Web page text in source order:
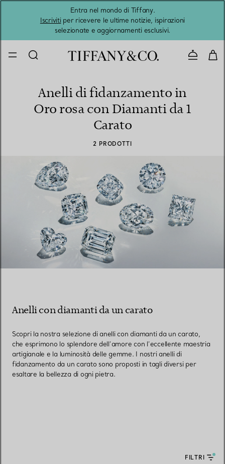
Entra nel mondo di Tiffany.
Iscrivitiper ricevere le ultime notizie, ispirazioni
selezionate e aggiornamenti esclusivi.
Anelli di fidanzamento in
Oro rosa con Diamanti da 1
Carato
2 PRODOTTI
Anelli con diamanti da un carato
Scopri la nostra selezione di anelli con diamanti da un carato,
che esprimono lo splendore dell’amore con l’eccellente maestria
artigianale e la luminosità delle gemme. I nostri anelli di
fidanzamento da un carato sono proposti in tagli diversi per
esaltare la bellezza di ogni pietra.
FILTRI